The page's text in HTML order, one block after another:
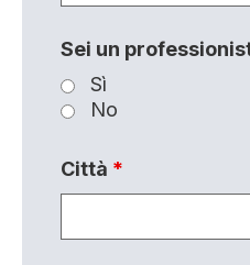
Sei un
Sì
No
Città *